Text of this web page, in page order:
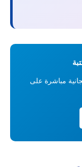
مباشرة على